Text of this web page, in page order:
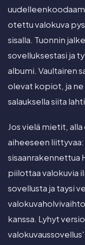
otettu valokuva
sisalla. Tuonnin
sovelluksestasi ja
albumi. Vaultairen
olevat kopiot, ja
salauksella siita
Jos vielä mietit,
aiheeseen
sisaanrakennettua
piilottaa valokuvia
sovellusta ja taysi
kanssa. Lyhyt